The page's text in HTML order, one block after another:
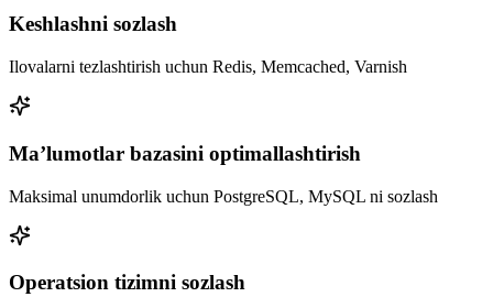
Keshlashni sozlash
Ilovalarni tezlashtirish uchun Redis, Memcached, Varnish
Ma’lumotlar bazasini optimallashtirish
Maksimal unumdorlik uchun PostgreSQL, MySQL ni sozlash
Operatsion tizimni sozlash